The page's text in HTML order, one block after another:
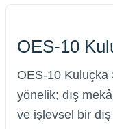
OES-10
OES-10 Kuluçka
yönelik; dış
ve işlevsel bir